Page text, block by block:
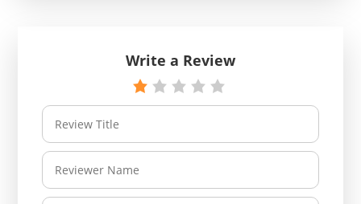
Write a Review